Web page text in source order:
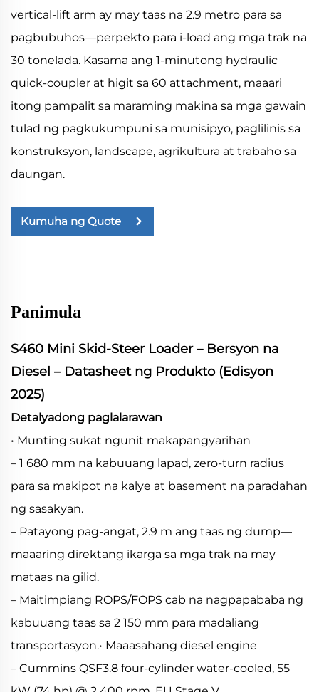
vertical-lift arm ay may taas na 2.9 metro para sa
pagbubuhos—perpekto para i-load ang mga trak na
30 tonelada. Kasama ang 1-minutong hydraulic
quick-coupler at higit sa 60 attachment, maaari
itong pampalit sa maraming makina sa mga gawain
tulad ng pagkukumpuni sa munisipyo, paglilinis sa
konstruksyon, landscape, agrikultura at trabaho sa
daungan.
Kumuha ng Quote
Panimula
S460 Mini Skid-Steer Loader – Bersyon na
Diesel – Datasheet ng Produkto (Edisyon
2025)
Detalyadong paglalarawan
• Munting sukat ngunit makapangyarihan
– 1 680 mm na kabuuang lapad, zero-turn radius
para sa makipot na kalye at basement na paradahan
ng sasakyan.
– Patayong pag-angat, 2.9 m ang taas ng dump—
maaaring direktang ikarga sa mga trak na may
mataas na gilid.
– Maitimpiang ROPS/FOPS cab na nagpapababa ng
kabuuang taas sa 2 150 mm para madaliang
transportasyon.• Maaasahang diesel engine
– Cummins QSF3.8 four-cylinder water-cooled, 55